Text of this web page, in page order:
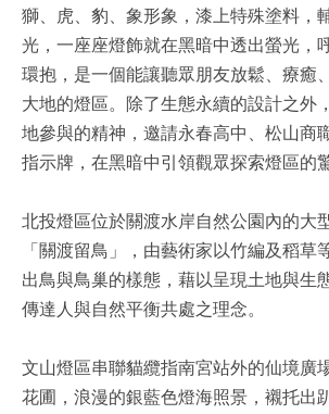
獅、虎、豹、象形象，漆上特殊塗料，
光，一座座燈飾就在黑暗中透出螢光，
環抱，是一個能讓聽眾朋友放鬆、療癒
大地的燈區。除了生態永續的設計之外
地參與的精神，邀請永春高中、松山商
指示牌，在黑暗中引領觀眾探索燈區的
北投燈區位於關渡水岸自然公園內的大
「關渡留鳥」，由藝術家以竹編及稻草
出鳥與鳥巢的樣態，藉以呈現土地與生
傳達人與自然平衡共處之理念。
文山燈區串聯貓纜指南宮站外的仙境廣
花圃，浪漫的銀藍色燈海照景，襯托出